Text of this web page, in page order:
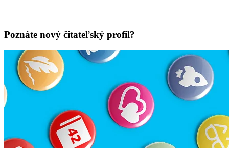
Poznáte nový čitateľský profil?